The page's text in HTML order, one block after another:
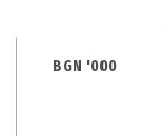
BGN '000